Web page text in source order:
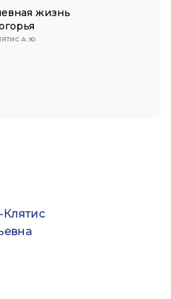
жизнь
А. Ю.
Клятис